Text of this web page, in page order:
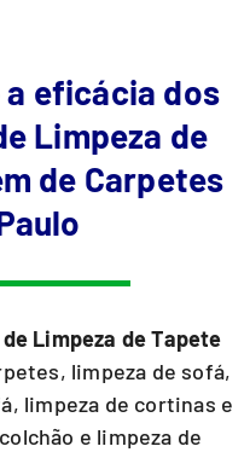
eficácia dos
Limpeza de
de Carpetes
Limpeza de Tapete
limpeza de sofá,
limpeza de cortinas e
e limpeza de